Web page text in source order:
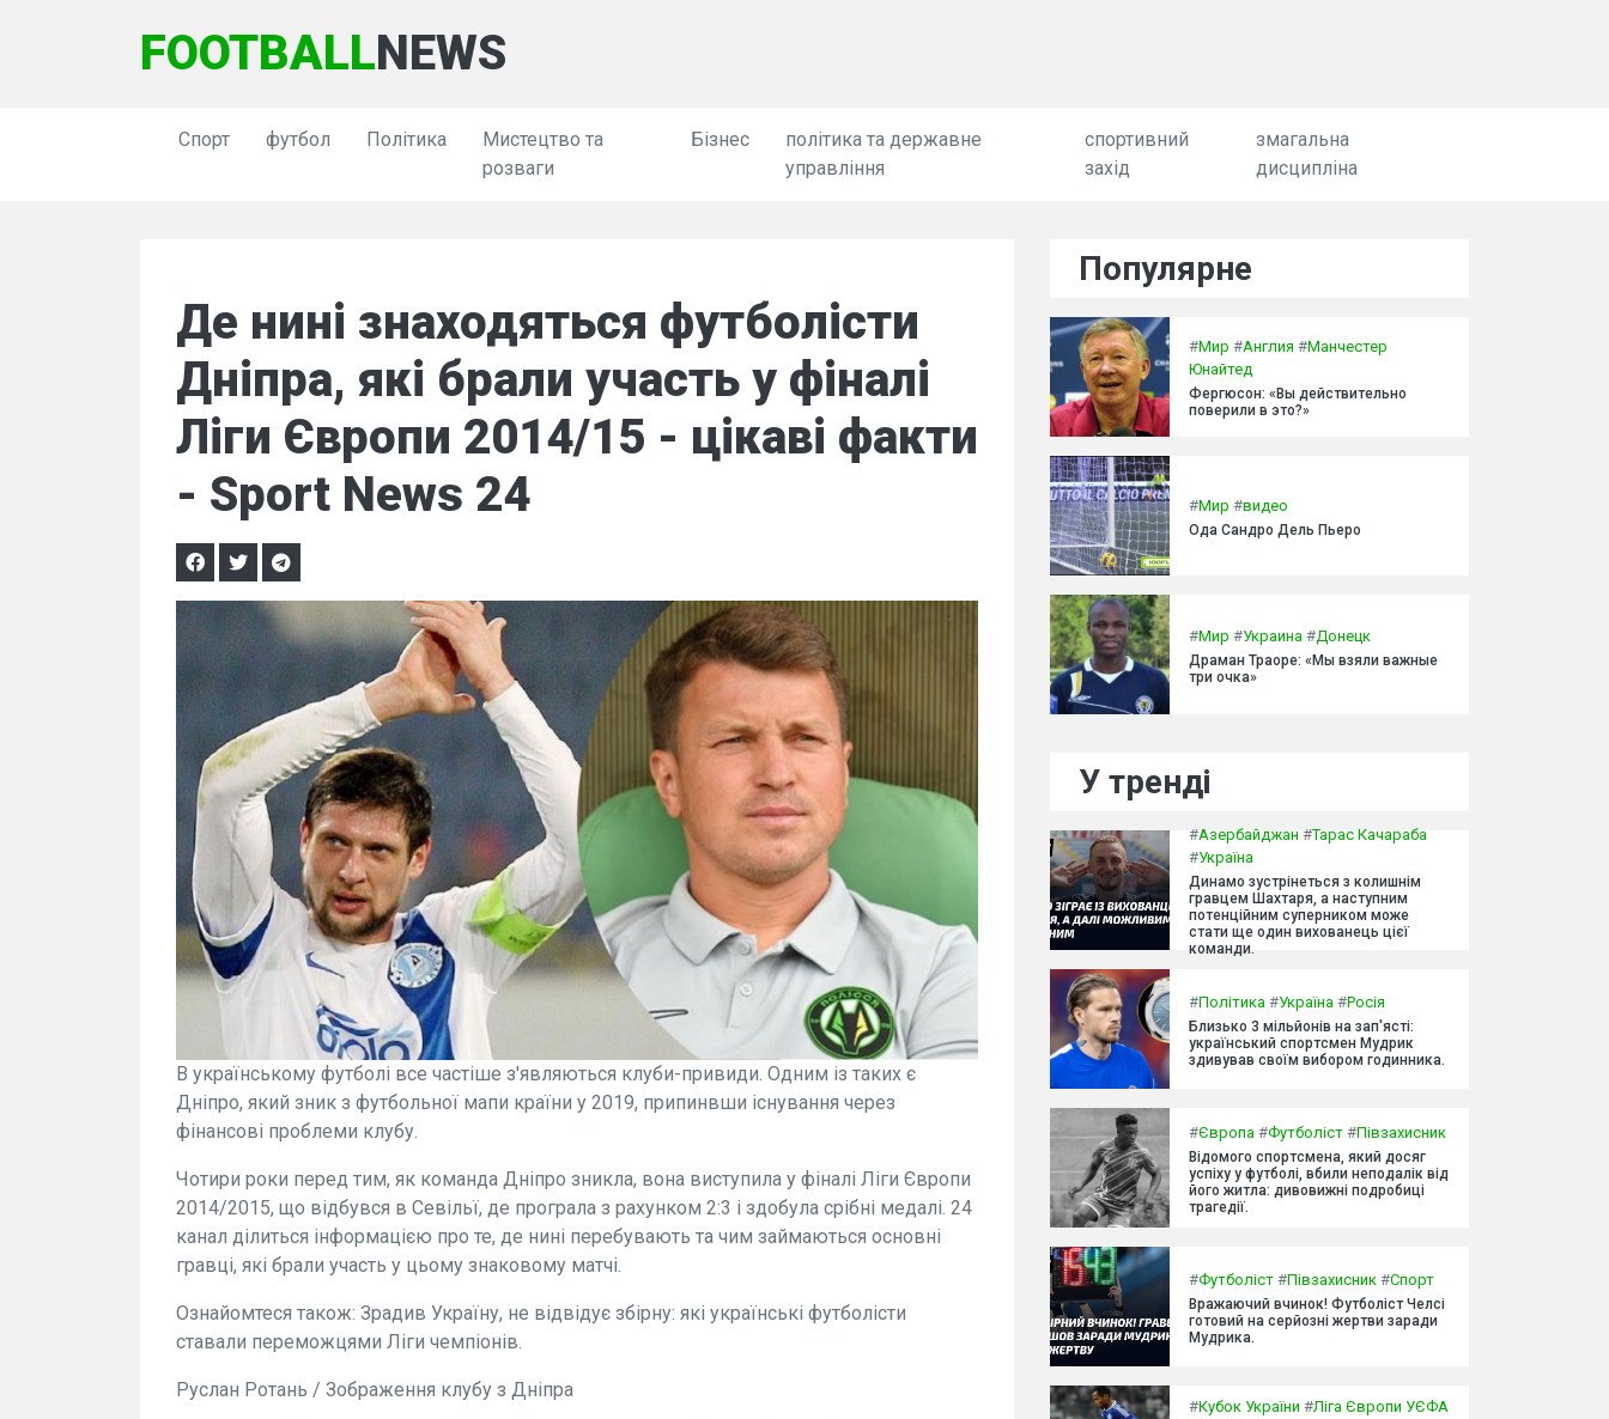
FOOTBALLNEWS
Спорт футбол Політика
Мистецтво та
розваги
Бізнес
політика та державне
управління
спортивний
захід
змагальна
дисципліна
Де нині знаходяться футболісти
Дніпра, які брали участь у фіналі
Ліги Європи 2014/15 - цікаві факти
- Sport News 24
В українському футболі все частіше з'являються клуби-привиди. Одним із таких є
Дніпро, який зник з футбольної мапи країни у 2019, припинвши існування через
фінансові проблеми клубу.
Чотири роки перед тим, як команда Дніпро зникла, вона виступила у фіналі Ліги Європи
2014/2015, що відбувся в Севільї, де програла з рахунком 2:3 і здобула срібні медалі. 24
канал ділиться інформацією про те, де нині перебувають та чим займаються основні
гравці, які брали участь у цьому знаковому матчі.
Ознайомтеся також: Зрадив Україну, не відвідує збірну: які українські футболісти
ставали переможцями Ліги чемпіонів.
Руслан Ротань / Зображення клубу з Дніпра
Популярне
#Мир #Англия #Манчестер
Юнайтед
Фергюсон: «Вы действительно
поверили в это?»
#Мир #видео
Ода Сандро Дель Пьеро
#Мир #Украина #Донецк
Драман Траоре: «Мы взяли важные
три очка»
У тренді
#Азербайджан #Тарас Качараба
#Україна
Динамо зустрінеться з колишнім
гравцем Шахтаря, а наступним
потенційним суперником може
стати ще один вихованець цієї
команди.
#Політика #Україна #Росія
Близько 3 мільйонів на зап'ясті:
український спортсмен Мудрик
здивував своїм вибором годинника.
#Європа #Футболіст #Півзахисник
Відомого спортсмена, який досяг
успіху у футболі, вбили неподалік від
його житла: дивовижні подробиці
трагедії.
#Футболіст #Півзахисник #Спорт
Вражаючий вчинок! Футболіст Челсі
готовий на серйозні жертви заради
Мудрика.
#Кубок України #Ліга Європи УЄФА